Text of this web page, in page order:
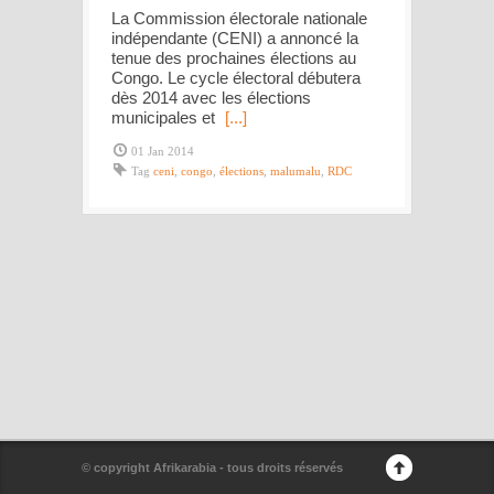
La Commission électorale nationale
indépendante (CENI) a annoncé la
tenue des prochaines élections au
Congo. Le cycle électoral débutera
dès 2014 avec les élections
municipales et [...]
01 Jan 2014
Tag ceni congo élections malumalu RDC
© copyright Afrikarabia - tous droits réservés